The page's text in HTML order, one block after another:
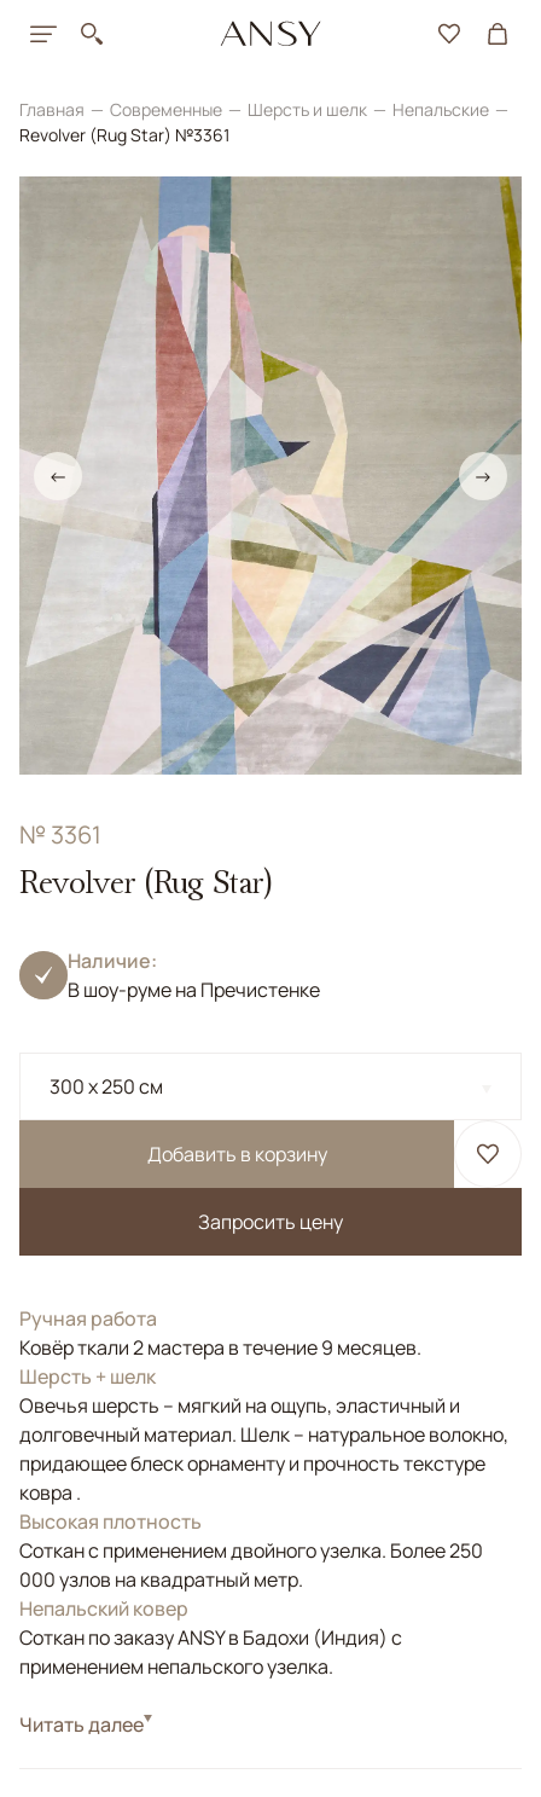
Главная Современные Шерсть и шелк
Непальские
Revolver (Rug Star) №3361
← →
№ 3361
Revolver (Rug Star)
Наличие:
В шоу-руме на Пречистенке
300 x 250 см
Добавить в корзину
Запросить цену
Ручная работа
Ковёр ткали 2 мастера в течение 9 месяцев.
Шерсть + шелк
Овечья шерсть – мягкий на ощупь, эластичный и
долговечный материал. Шелк – натуральное волокно,
придающее блеск орнаменту и прочность текстуре
ковра .
Высокая плотность
Соткан с применением двойного узелка. Более 250
000 узлов на квадратный метр.
Непальский ковер
Соткан по заказу ANSY в Бадохи (Индия) с
применением непальского узелка.
СтильСовременные
Читать далее